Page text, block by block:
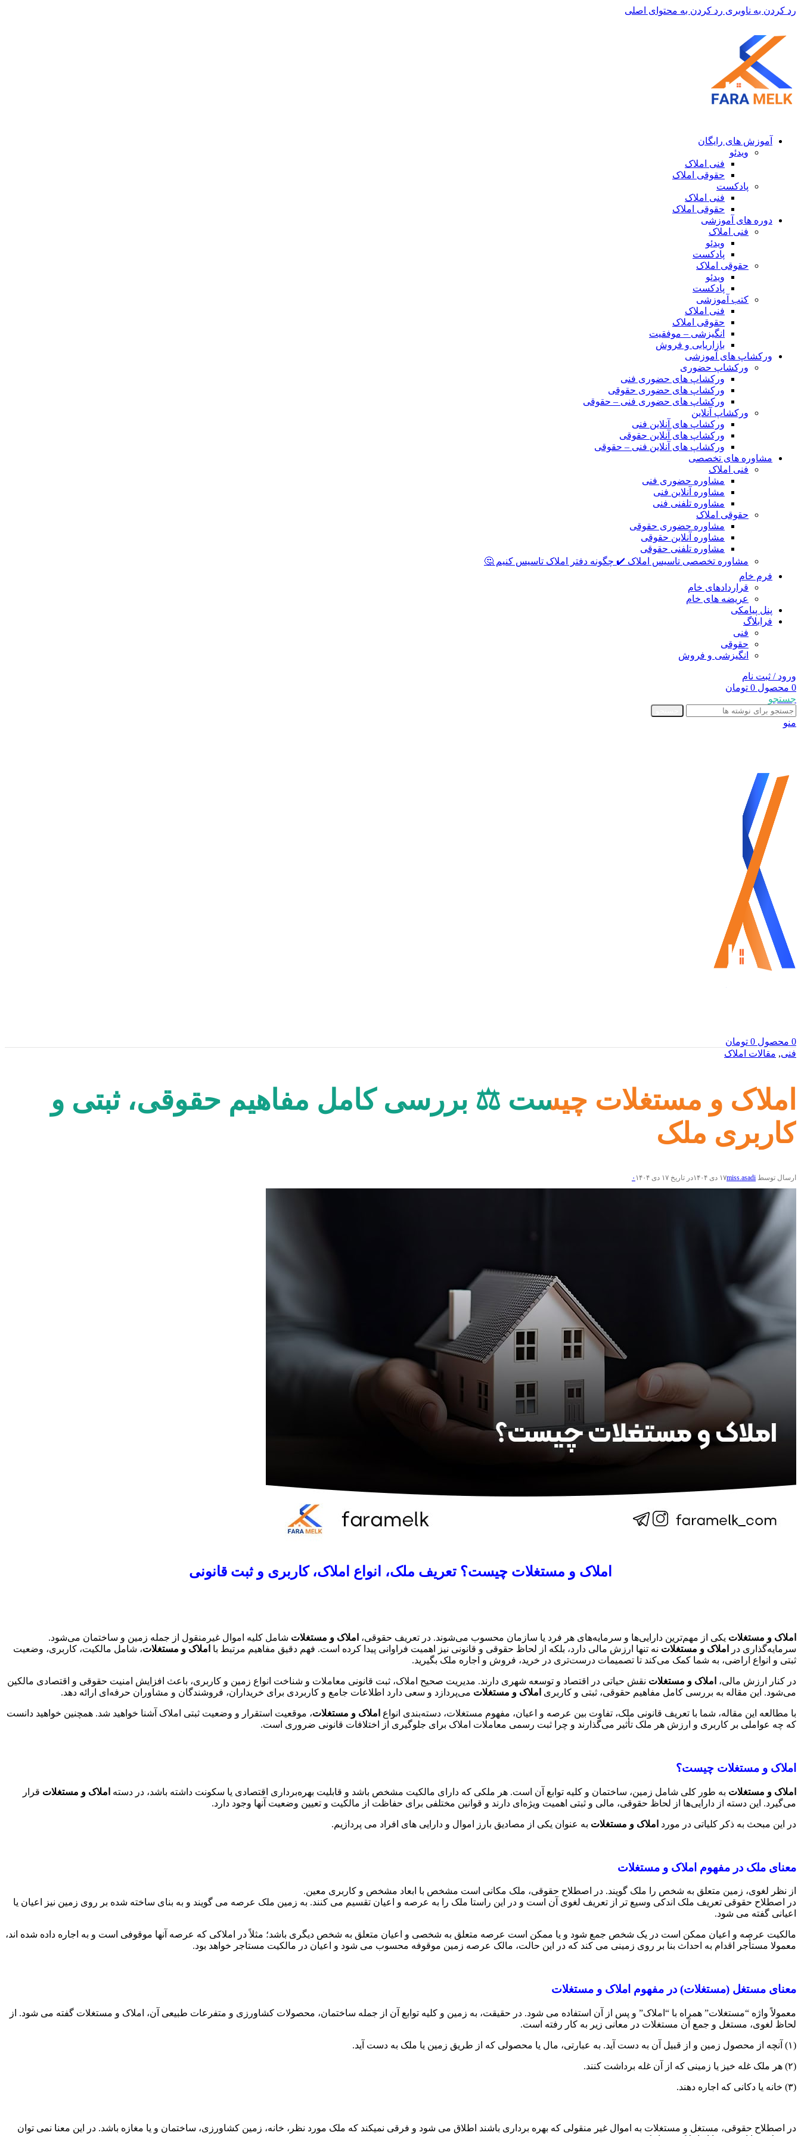
رد کردن به ناوبری رد کردن به محتوای اصلی
آموزش های رایگان
ویدئو
فنی املاک
حقوقی املاک
پادکست
فنی املاک
حقوقی املاک
دوره های آموزشی
فنی املاک
ویدئو
پادکست
حقوقی املاک
ویدئو
پادکست
کتب آموزشی
فنی املاک
حقوقی املاک
انگیزشی – موفقیت
بازاریابی و فروش
ورکشاپ های آموزشی
ورکشاپ حضوری
ورکشاپ های حضوری فنی
ورکشاپ های حضوری حقوقی
ورکشاپ های حضوری فنی – حقوقی
ورکشاپ آنلاین
ورکشاپ های آنلاین فنی
ورکشاپ های آنلاین حقوقی
ورکشاپ های آنلاین فنی – حقوقی
مشاوره های تخصصی
فنی املاک
مشاوره حضوری فنی
مشاوره آنلاین فنی
مشاوره تلفنی فنی
حقوقی املاک
مشاوره حضوری حقوقی
مشاوره آنلاین حقوقی
مشاوره تلفنی حقوقی
مشاوره تخصصی تاسیس املاک ✔️ چگونه دفتر املاک تاسیس کنیم 🤔
فرم خام
قراردادهای خام
عریضه های خام
پنل پیامکی
فرابلاگ
فنی
حقوقی
انگیزشی و فروش
ورود / ثبت نام
0 محصول 0 تومان
جستجو
منو
0 محصول 0 تومان
فنی, مقالات املاک
املاک و مستغلات چیست ⚖️ بررسی کامل مفاهیم حقوقی، ثبتی و
کاربری ملک
ارسال توسط miss.asadi۱۷ دی ۱۴۰۴ در تاریخ ۱۷ دی ۱۴۰۴ ۰
املاک و مستغلات چیست؟ تعریف ملک، انواع املاک، کاربری و ثبت قانونی
املاک و مستغلات یکی از مهم‌ترین دارایی‌ها و سرمایه‌های هر فرد یا سازمان محسوب می‌شوند. در تعریف حقوقی، املاک و مستغلات شامل کلیه اموال غیرمنقول از جمله زمین و ساختمان می‌شود.
سرمایه‌گذاری در
املاک و مستغلات نه تنها ارزش مالی دارد، بلکه از لحاظ حقوقی و قانونی نیز اهمیت فراوانی پیدا کرده است. فهم دقیق مفاهیم مرتبط با املاک و مستغلات، شامل مالکیت، کاربری، وضعیت
ثبتی و انواع اراضی، به شما کمک می‌کند تا تصمیمات درست‌تری در خرید، فروش و اجاره ملک بگیرید.
در کنار ارزش مالی، املاک و مستغلات نقش حیاتی در اقتصاد و توسعه شهری دارند. مدیریت صحیح املاک، ثبت قانونی معاملات و شناخت انواع زمین و کاربری، باعث افزایش امنیت حقوقی و اقتصادی مالکین
می‌شود. این مقاله به بررسی کامل مفاهیم حقوقی، ثبتی و کاربری املاک و مستغلات می‌پردازد و سعی دارد اطلاعات جامع و کاربردی برای خریداران، فروشندگان و مشاوران حرفه‌ای ارائه دهد.
با مطالعه این مقاله، شما با تعریف قانونی ملک، تفاوت بین عرصه و اعیان، مفهوم مستغلات، دسته‌بندی انواع املاک و مستغلات، موقعیت استقرار و وضعیت ثبتی املاک آشنا خواهید شد. همچنین خواهید دانست
که چه عواملی بر کاربری و ارزش هر ملک تأثیر می‌گذارند و چرا ثبت رسمی معاملات املاک برای جلوگیری از اختلافات قانونی ضروری است.
املاک و مستغلات چیست؟
املاک و مستغلات به طور کلی شامل زمین، ساختمان و کلیه توابع آن است. هر ملکی که دارای مالکیت مشخص باشد و قابلیت بهره‌برداری اقتصادی یا سکونت داشته باشد، در دسته املاک و مستغلات قرار
می‌گیرد. این دسته از دارایی‌ها از لحاظ حقوقی، مالی و ثبتی اهمیت ویژه‌ای دارند و قوانین مختلفی برای حفاظت از مالکیت و تعیین وضعیت آنها وجود دارد.
در این مبحث به ذکر کلیاتی در مورد املاک و مستغلات به عنوان یکی از مصادیق بارز اموال و دارایی های افراد می پردازیم.
معنای ملک در مفهوم املاک و مستغلات
از نظر لغوی، زمین متعلق به شخص را ملک گویند. در اصطلاح حقوقی، ملک مکانی است مشخص با ابعاد مشخص و کاربری معین.
در اصطلاح حقوقی تعریف ملک اندکی وسیع تر از تعریف لغوی آن است و در این راستا ملک را به عرصه و اعیان تقسیم می کنند. به زمین ملک عرصه می گویند و به بنای ساخته شده بر روی زمین نیز اعیان یا
اعیانی گفته می شود.
مالکیت عرصه و اعیان ممکن است در یک شخص جمع شود و یا ممکن است عرصه متعلق به شخصی و اعیان متعلق به شخص دیگری باشد؛ مثلاً در املاکی که عرصه آنها موقوفی است و به اجاره داده شده اند،
معمولا مستأجر اقدام به احداث بنا بر روی زمینی می کند که در این حالت، مالک عرصه زمین موقوفه محسوب می شود و اعیان در مالکیت مستاجر خواهد بود.
معنای مستغل (مستغلات) در مفهوم املاک و مستغلات
معمولاً واژه “مستغلات” همراه با “املاک” و پس از آن استفاده می شود. در حقیقت، به زمین و کلیه توابع آن از جمله ساختمان، محصولات کشاورزی و متفرعات طبیعی آن، املاک و مستغلات گفته می شود. از
لحاظ لغوی، مستغل و جمع آن مستغلات در معانی زیر به کار رفته است.
(۱) آنچه از محصول زمین و از قبیل آن به دست آید. به عبارتی، مال یا محصولی که از طریق زمین یا ملک به دست آید.
(۲) هر ملک غله خیز یا زمینی که از آن غله برداشت کنند.
(۳) خانه یا دکانی که اجاره دهند.
در اصطلاح حقوقی، مستغل و مستغلات به اموال غیر منقولی که بهره برداری باشند اطلاق می شود و فرقی نمیکند که ملک مورد نظر، خانه، زمین کشاورزی، ساختمان و یا مغازه باشد. در این معنا نمی توان